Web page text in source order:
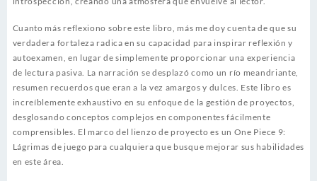
Cuanto más reflexiono sobre este libro, más me doy cuenta de que su
verdadera fortaleza radica en su capacidad para inspirar reflexión y
autoexamen, en lugar de simplemente proporcionar una experiencia
de lectura pasiva. La narración se desplazó como un río meandriante,
resumen recuerdos que eran a la vez amargos y dulces. Este libro es
increíblemente exhaustivo en su enfoque de la gestión de proyectos,
desglosando conceptos complejos en componentes fácilmente
comprensibles. El marco del lienzo de proyecto es un One Piece 9:
Lágrimas de juego para cualquiera que busque mejorar sus habilidades
en este área.